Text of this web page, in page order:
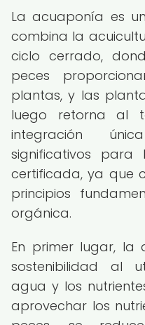
La acuaponía es
combina la
ciclo cerrado,
peces
plantas, y las
luego retorna al
integración
significativos para
certificada, ya que
principios
orgánica.
En primer lugar, la
sostenibilidad al
agua y los
aprovechar los